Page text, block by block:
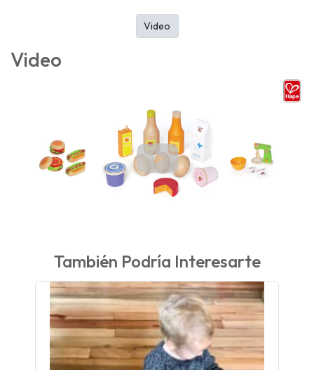
Video
Video
También Podría Interesarte